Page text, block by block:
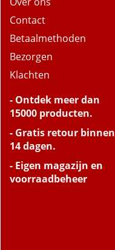
Contact
Betaalmethoden
Bezorgen
Klachten
- Ontdek meer dan
15000 producten.
- Gratis retour binnen
14 dagen.
- Eigen magazijn en
voorraadbeheer